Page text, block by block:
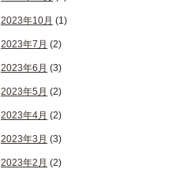
2023年10月 (1)
2023年7月 (2)
2023年6月 (3)
2023年5月 (2)
2023年4月 (2)
2023年3月 (3)
2023年2月 (2)